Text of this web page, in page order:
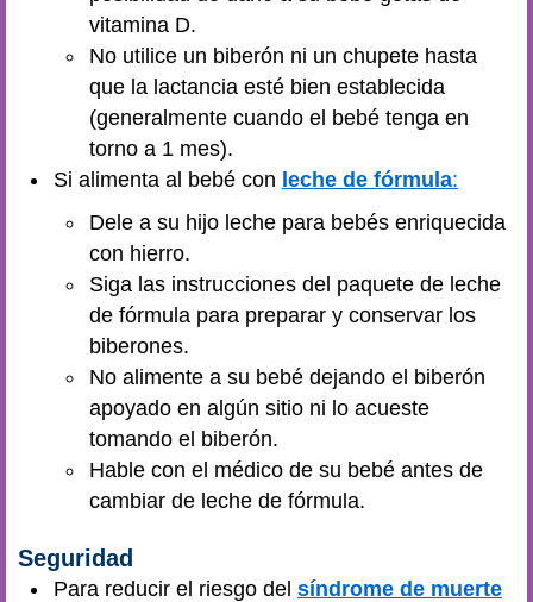
vitamina D.
No utilice un biberón ni un chupete hasta
que la lactancia esté bien establecida
(generalmente cuando el bebé tenga en
torno a 1 mes).
Si alimenta al bebé con leche de fórmula:
Dele a su hijo leche para bebés enriquecida
con hierro.
Siga las instrucciones del paquete de leche
de fórmula para preparar y conservar los
biberones.
No alimente a su bebé dejando el biberón
apoyado en algún sitio ni lo acueste
tomando el biberón.
Hable con el médico de su bebé antes de
cambiar de leche de fórmula.
Seguridad
Para reducir el riesgo del síndrome de muerte